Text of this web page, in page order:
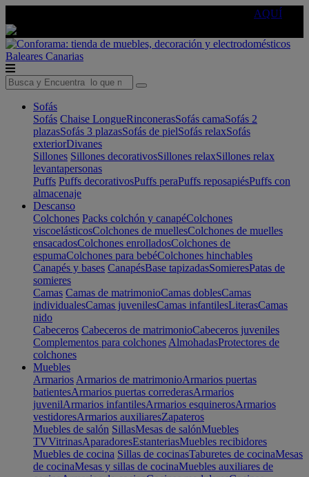
AQUÍ
Baleares Canarias
Sofás
Sofás Chaise LongueRinconerasSofás camaSofás 2
plazasSofás 3 plazasSofás de pielSofás relaxSofás
exteriorDivanes
Sillones Sillones decorativosSillones relaxSillones relax
levantapersonas
Puffs Puffs decorativosPuffs peraPuffs reposapiésPuffs con
almacenaje
Descanso
Colchones Packs colchón y canapéColchones
viscoelásticosColchones de muellesColchones de muelles
ensacadosColchones enrolladosColchones de
espumaColchones para bebéColchones hinchables
Canapés y bases CanapésBase tapizadasSomieresPatas de
somieres
Camas Camas de matrimonioCamas doblesCamas
individualesCamas juvenilesCamas infantilesLiterasCamas
nido
Cabeceros Cabeceros de matrimonioCabeceros juveniles
Complementos para colchones AlmohadasProtectores de
colchones
Muebles
Armarios Armarios de matrimonioArmarios puertas
batientesArmarios puertas correderasArmarios
juvenilArmarios infantilesArmarios esquinerosArmarios
vestidoresArmarios auxiliaresZapateros
Muebles de salón SillasMesas de salónMuebles
TVVitrinasAparadoresEstanteriasMuebles recibidores
Muebles de cocina Sillas de cocinasTaburetes de cocinaMesas
de cocinaMesas y sillas de cocinaMuebles auxiliares de